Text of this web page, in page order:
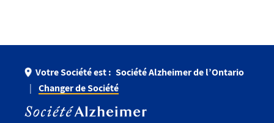
Votre Société est : Société Alzheimer de l’Ontario
Changer de Société